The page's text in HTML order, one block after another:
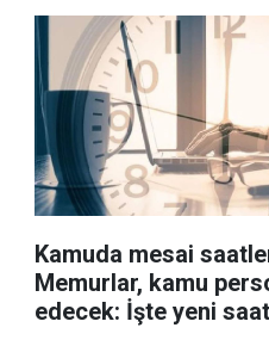
Kamuda mesai
Memurlar, kamu
edecek: İşte yeni